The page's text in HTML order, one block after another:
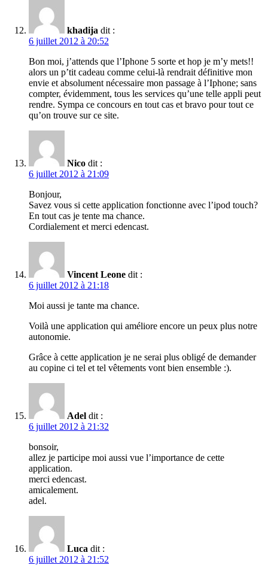
khadija dit :
6 juillet 2012 à 20:52
Bon moi, j’attends que l’Iphone 5 sorte et hop je m’y mets!!
alors un p’tit cadeau comme celui-là rendrait définitive mon
envie et absolument nécessaire mon passage à l’Iphone; sans
compter, évidemment, tous les services qu’une telle appli peut
rendre. Sympa ce concours en tout cas et bravo pour tout ce
qu’on trouve sur ce site.
Nico dit :
6 juillet 2012 à 21:09
Bonjour,
Savez vous si cette application fonctionne avec l’ipod touch?
En tout cas je tente ma chance.
Cordialement et merci edencast.
Vincent Leone dit :
6 juillet 2012 à 21:18
Moi aussi je tante ma chance.
Voilà une application qui améliore encore un peux plus notre
autonomie.
Grâce à cette application je ne serai plus obligé de demander
au copine ci tel et tel vêtements vont bien ensemble :).
Adel dit :
6 juillet 2012 à 21:32
bonsoir,
allez je participe moi aussi vue l’importance de cette
application.
merci edencast.
amicalement.
adel.
Luca dit :
6 juillet 2012 à 21:52